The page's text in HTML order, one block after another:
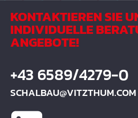
KONTAKTIEREN SIE
INDIVIDUELLE
ANGEBOTE!
+43 6589/4279-0
SCHALBAU@VITZTHUM.COM